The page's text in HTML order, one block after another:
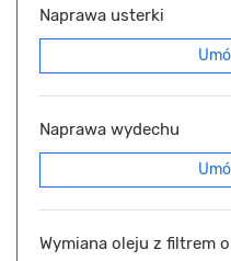
Naprawa usterki
Naprawa wydechu
Wymiana oleju z filtrem